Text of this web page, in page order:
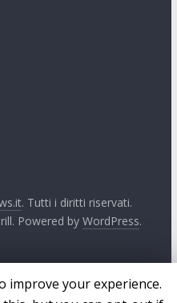
. Tutti i diritti riservati.
Powered by WordPress.
improve your experience.